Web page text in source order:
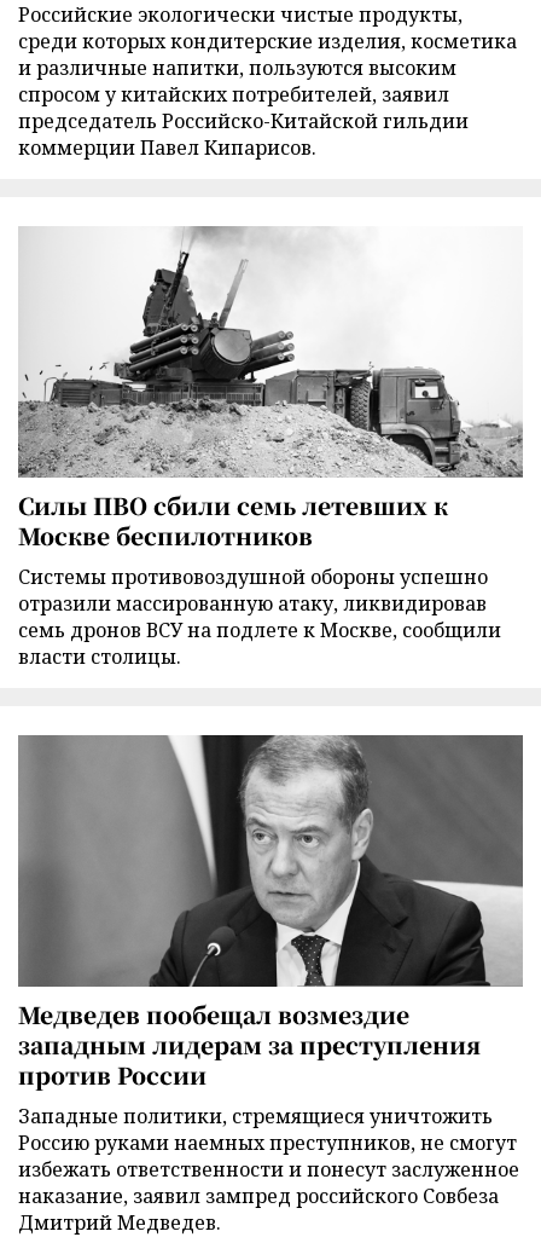
Российские экологически чистые продукты,
среди которых кондитерские изделия, косметика
и различные напитки, пользуются высоким
спросом у китайских потребителей, заявил
председатель Российско-Китайской гильдии
коммерции Павел Кипарисов.
Силы ПВО сбили семь летевших к
Москве беспилотников
Cистемы противовоздушной обороны успешно
отразили массированную атаку, ликвидировав
семь дронов ВСУ на подлете к Москве, сообщили
власти столицы.
Медведев пообещал возмездие
западным лидерам за преступления
против России
Западные политики, стремящиеся уничтожить
Россию руками наемных преступников, не смогут
избежать ответственности и понесут заслуженное
наказание, заявил зампред российского Совбеза
Дмитрий Медведев.